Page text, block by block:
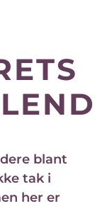
blant
tak i
her er